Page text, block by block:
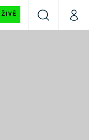
ŽIVĚ
VyhledáváníMůj